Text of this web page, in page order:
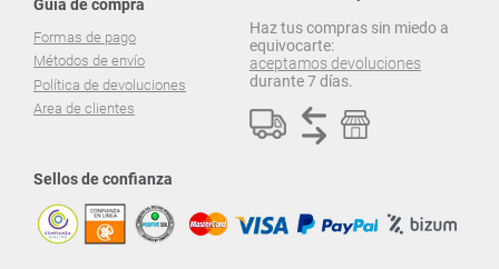
Guía de compra
Formas de pago
Métodos de envío
Política de devoluciones
Area de clientes
Haz tus compras sin miedo a
equivocarte:
aceptamos devoluciones
durante 7 días.
Sellos de confianza